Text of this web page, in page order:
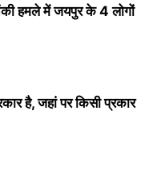
हमले में जयपुर के 4 लोगों
है, जहां पर किसी प्रकार